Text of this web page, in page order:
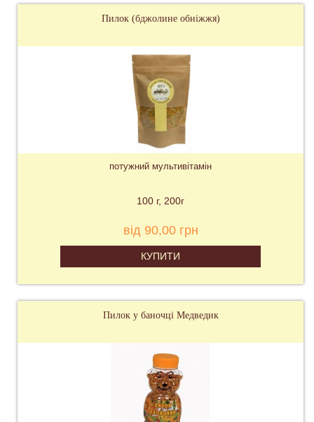
Пилок (бджолине обніжжя)
потужний мультивітамін
100 г 200г
від 90,00 грн
КУПИТИ
Пилок у баночці Медведик